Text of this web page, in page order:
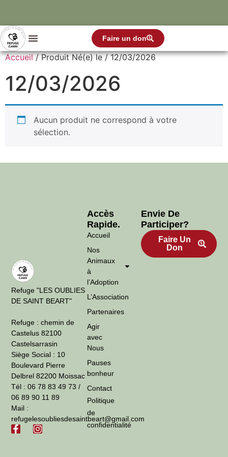
Faire un don
Accueil/ Produit Né(e) le / 12/03/2026
12/03/2026
Aucun produit ne correspond à votre
sélection.
Refuge "LES OUBLIES
DE SAINT BEART"
Refuge : chemin de
Castelus 82100
Castelsarrasin
Siège Social : 10
Boulevard Pierre
Delbrel 82200 Moissac
Tél : 06 78 83 49 73 /
06 89 90 11 89
Mail :
refugelesoubliesdesaintbeart@gmail.com
Accès
Rapide.
Accueil
Nos
Animaux
à
l’Adoption
L’Association
Partenaires
Agir
avec
Nous
Pauses
bonheur
Contact
Politique
de
confidentialité
Envie De
Participer?
Faire Un
Don